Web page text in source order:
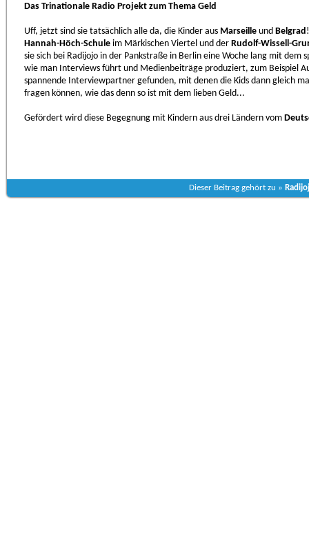
Das Trinationale Radio Projekt zum Thema Geld
Uff, jetzt sind sie tatsächlich alle da, die Kinder aus Marseille und Belgrad
Hannah-Höch-Schule im Märkischen Viertel und der Rudolf-Wissell-
sie sich bei Radijojo in der Pankstraße in Berlin eine Woche lang mit dem
wie man Interviews führt und Medienbeiträge produziert, zum Beispiel
spannende Interviewpartner gefunden, mit denen die Kids dann gleich
fragen können, wie das denn so ist mit dem lieben Geld...
Gefördert wird diese Begegnung mit Kindern aus drei Ländern vom
Dieser Beitrag gehört zu »